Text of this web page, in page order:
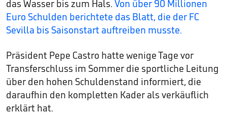
das Wasser bis zum Hals. Von über 90 Millionen
Euro Schulden berichtete das Blatt, die der FC
Sevilla bis Saisonstart auftreiben musste.
Präsident Pepe Castro hatte wenige Tage vor
Transferschluss im Sommer die sportliche Leitung
über den hohen Schuldenstand informiert, die
daraufhin den kompletten Kader als verkäuflich
erklärt hat.